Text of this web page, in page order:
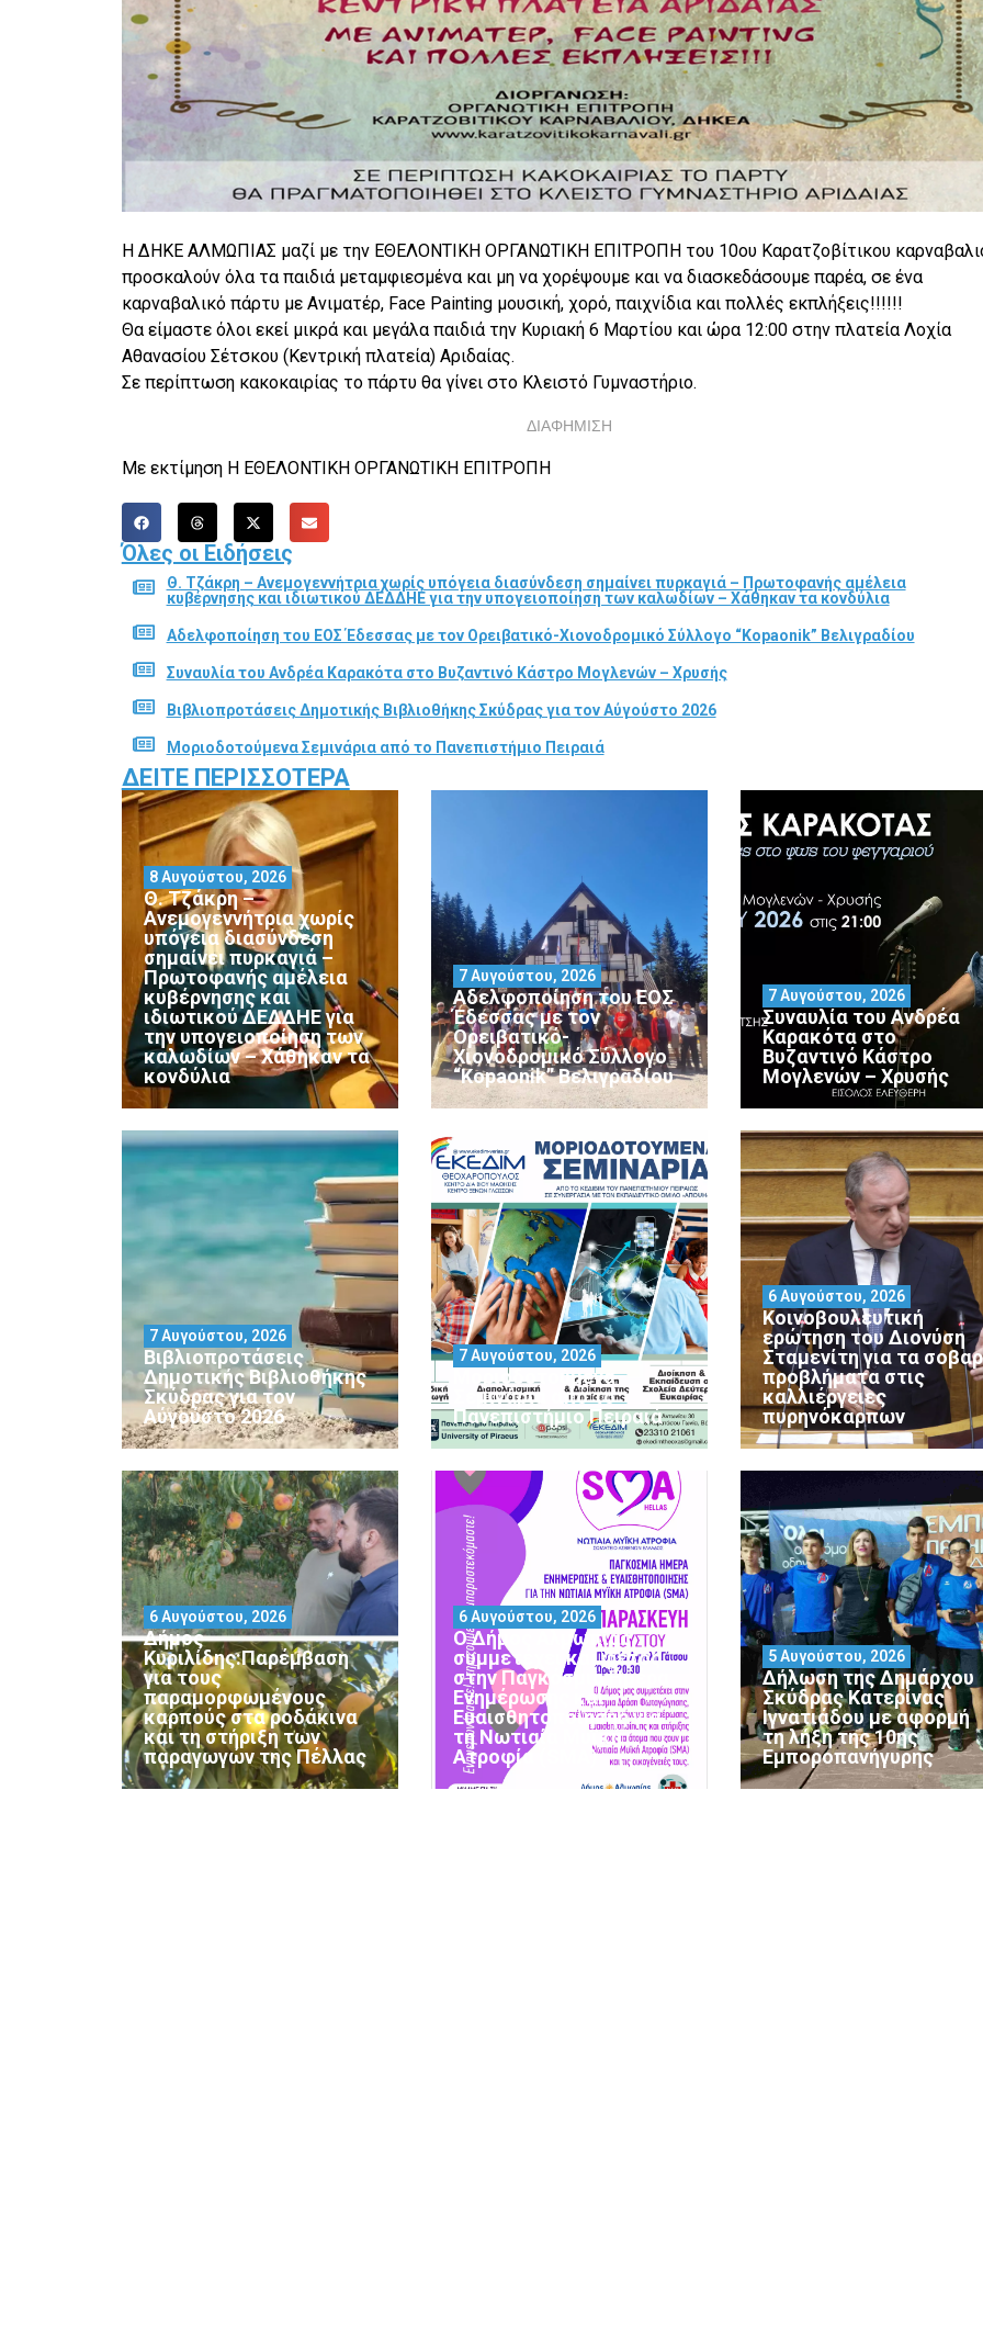
Η ΔΗΚΕ ΑΛΜΩΠΙΑΣ μαζί με την ΕΘΕΛΟΝΤΙΚΗ ΟΡΓΑΝΩΤΙΚΗ ΕΠΙΤΡΟΠΗ του 10ου Καρατζοβίτικου
προσκαλούν όλα τα παιδιά μεταμφιεσμένα και μη να χορέψουμε και να διασκεδάσουμε παρέα, σε ένα
καρναβαλικό πάρτυ με Ανιματέρ, Face Painting μουσική, χορό, παιχνίδια και πολλές εκπλήξεις!!!!!!
Θα είμαστε όλοι εκεί μικρά και μεγάλα παιδιά την Κυριακή 6 Μαρτίου και ώρα 12:00 στην πλατεία Λοχία
Αθανασίου Σέτσκου (Κεντρική πλατεία) Αριδαίας.
Σε περίπτωση κακοκαιρίας το πάρτυ θα γίνει στο Κλειστό Γυμναστήριο.
ΔΙΑΦΗΜΙΣΗ
Με εκτίμηση Η ΕΘΕΛΟΝΤΙΚΗ ΟΡΓΑΝΩΤΙΚΗ ΕΠΙΤΡΟΠΗ
Όλες οι Ειδήσεις
Θ. Τζάκρη – Ανεμογεννήτρια χωρίς υπόγεια διασύνδεση σημαίνει πυρκαγιά – Πρωτοφανής αμέλεια
κυβέρνησης και ιδιωτικού ΔΕΔΔΗΕ για την υπογειοποίηση των καλωδίων – Χάθηκαν τα κονδύλια
Αδελφοποίηση του ΕΟΣ Έδεσσας με τον Ορειβατικό-Χιονοδρομικό Σύλλογο “Kopaonik” Βελιγραδίου
Συναυλία του Ανδρέα Καρακότα στο Βυζαντινό Κάστρο Μογλενών – Χρυσής
Βιβλιοπροτάσεις Δημοτικής Βιβλιοθήκης Σκύδρας για τον Αύγούστο 2026
Μοριοδοτούμενα Σεμινάρια από το Πανεπιστήμιο Πειραιά
ΔΕΊΤΕ ΠΕΡΙΣΣΌΤΕΡΑ
Θ. Τζάκρη –
Ανεμογεννήτρια χωρίς
υπόγεια διασύνδεση
σημαίνει πυρκαγιά –
Πρωτοφανής αμέλεια
κυβέρνησης και
ιδιωτικού ΔΕΔΔΗΕ για
την υπογειοποίηση των
καλωδίων – Χάθηκαν τα
κονδύλια
8 Αυγούστου, 2026
Αδελφοποίηση του ΕΟΣ
Έδεσσας με τον
Ορειβατικό-
Χιονοδρομικό Σύλλογο
“Kopaonik” Βελιγραδίου
7 Αυγούστου, 2026
Συναυλία του Ανδρέα
Καρακότα στο
Βυζαντινό Κάστρο
Μογλενών – Χρυσής
7 Αυγούστου, 2026
Βιβλιοπροτάσεις
Δημοτικής Βιβλιοθήκης
Σκύδρας για τον
Αύγούστο 2026
7 Αυγούστου, 2026
Μοριοδοτούμενα
Σεμινάρια από το
Πανεπιστήμιο Πειραιά
7 Αυγούστου, 2026
Κοινοβουλευτική
ερώτηση του Διονύση
Σταμενίτη για τα
προβλήματα στις
καλλιέργειες
πυρηνόκαρπων
6 Αυγούστου, 2026
Δήμος
Κυριλίδης:Παρέμβαση
για τους
παραμορφωμένους
καρπούς στα ροδάκινα
και τη στήριξη των
παραγωγών της Πέλλας
6 Αυγούστου, 2026
Ο Δήμος Αλμωπίας
συμμετέχει και φέτος
στην Παγκόσμια Ημέρα
Ενημέρωσης και
Ευαισθητοποίησης για
τη Νωτιαία Μυϊκή
Ατροφία (SMA)
6 Αυγούστου, 2026
Δήλωση της Δημάρχου
Σκύδρας Κατερίνας
Ιγνατιάδου με αφορμή
τη λήξη της 10ης
Εμποροπανήγυρης
5 Αυγούστου, 2026